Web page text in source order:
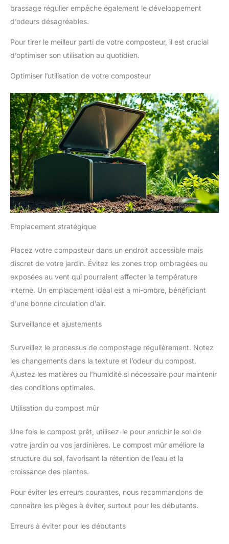
brassage régulier empêche également le développement
d’odeurs désagréables.
Pour tirer le meilleur parti de votre composteur, il est crucial
d’optimiser son utilisation au quotidien.
Optimiser l’utilisation de votre composteur
Emplacement stratégique
Placez votre composteur dans un endroit accessible mais
discret de votre jardin. Évitez les zones trop ombragées ou
exposées au vent qui pourraient affecter la température
interne. Un emplacement idéal est à mi-ombre, bénéficiant
d’une bonne circulation d’air.
Surveillance et ajustements
Surveillez le processus de compostage régulièrement. Notez
les changements dans la texture et l’odeur du compost.
Ajustez les matières ou l’humidité si nécessaire pour maintenir
des conditions optimales.
Utilisation du compost mûr
Une fois le compost prêt, utilisez-le pour enrichir le sol de
votre jardin ou vos jardinières. Le compost mûr améliore la
structure du sol, favorisant la rétention de l’eau et la
croissance des plantes.
Pour éviter les erreurs courantes, nous recommandons de
connaître les pièges à éviter, surtout pour les débutants.
Erreurs à éviter pour les débutants